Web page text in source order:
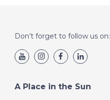
Don’t forget to follow us on:
A Place in the Sun